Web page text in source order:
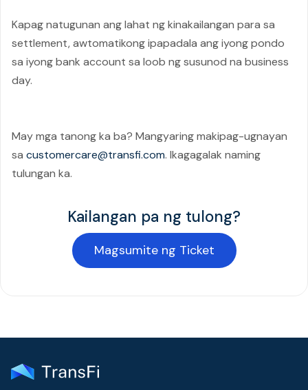
Kapag natugunan ang lahat ng kinakailangan para sa
settlement, awtomatikong ipapadala ang iyong pondo
sa iyong bank account sa loob ng susunod na business
day.
May mga tanong ka ba? Mangyaring makipag-ugnayan
sa customercare@transfi.com. Ikagagalak naming
tulungan ka.
Kailangan pa ng tulong?
Magsumite ng Ticket